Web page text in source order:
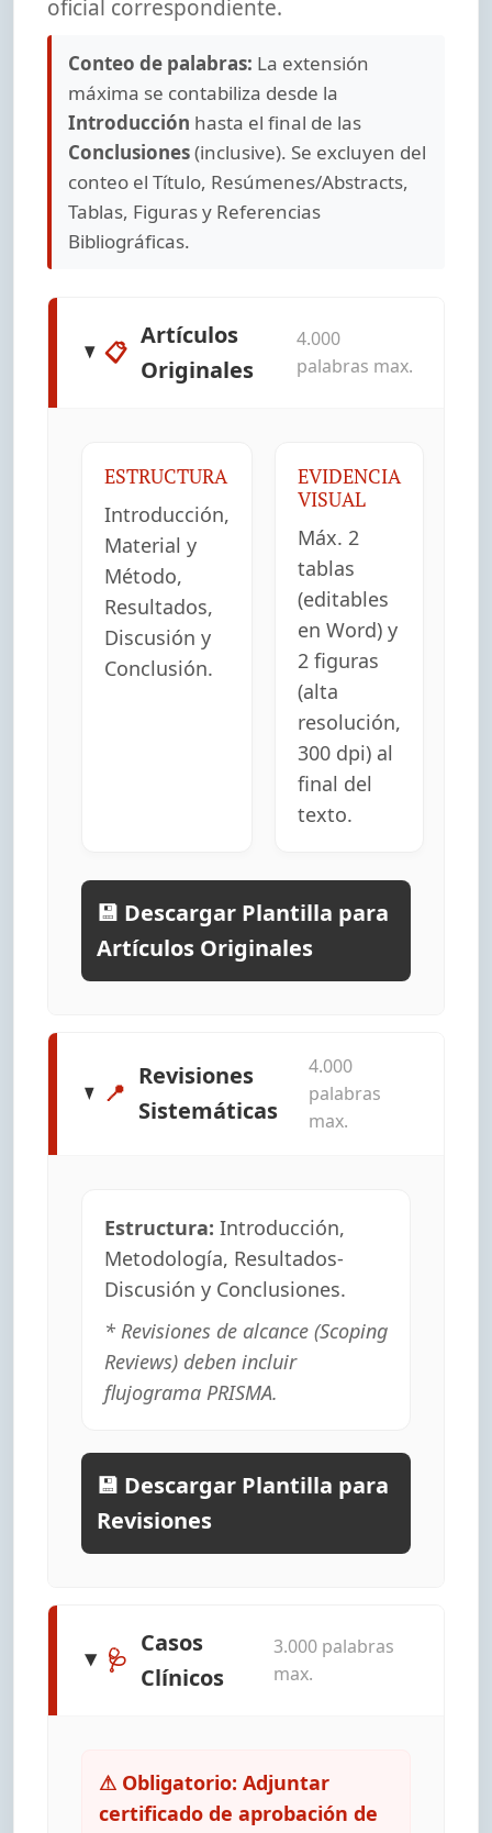
oficial correspondiente.
Conteo de palabras: La extensión
máxima se contabiliza desde la
Introducción hasta el final de las
Conclusiones(inclusive). Se excluyen del
conteo el Título, Resúmenes/Abstracts,
Tablas, Figuras y Referencias
Bibliográficas.
📋
Artículos
Originales
4.000
palabras max.
ESTRUCTURA
Introducción,
Material y
Método,
Resultados,
Discusión y
Conclusión.
EVIDENCIA
VISUAL
Máx. 2
tablas
(editables
en Word) y
2 figuras
(alta
resolución,
300 dpi) al
final del
texto.
💾 Descargar Plantilla para
Artículos Originales
📍
Revisiones
Sistemáticas
4.000
palabras
max.
Estructura: Introducción,
Metodología, Resultados-
Discusión y Conclusiones.
* Revisiones de alcance (Scoping
Reviews) deben incluir
flujograma PRISMA.
💾 Descargar Plantilla para
Revisiones
🩺
Casos
Clínicos
3.000 palabras
max.
⚠ Obligatorio: Adjuntar
certificado de aprobación de